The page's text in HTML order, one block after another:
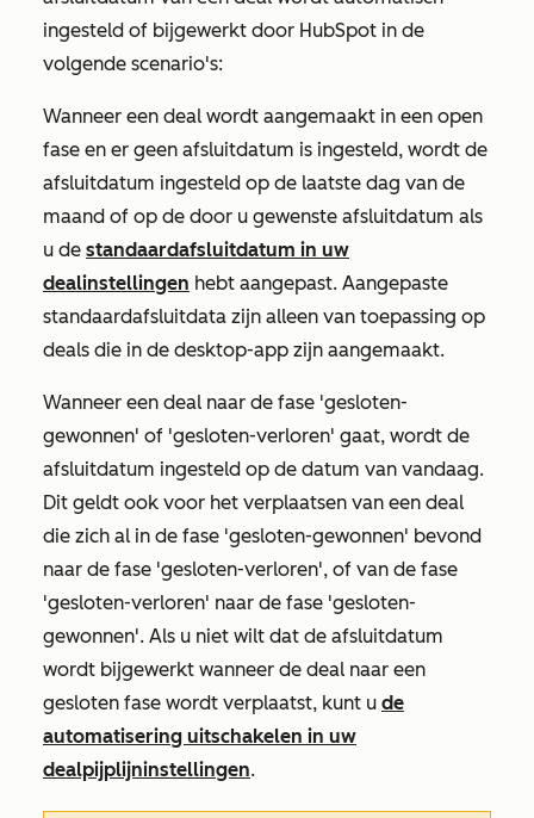
ingesteld of bijgewerkt door HubSpot in de
volgende scenario's:
Wanneer een deal wordt aangemaakt in een open
fase en er geen afsluitdatum is ingesteld, wordt de
afsluitdatum ingesteld op de laatste dag van de
maand of op de door u gewenste afsluitdatum als
u de standaardafsluitdatum in uw
dealinstellingen hebt aangepast. Aangepaste
standaardafsluitdata zijn alleen van toepassing op
deals die in de desktop-app zijn aangemaakt.
Wanneer een deal naar de fase 'gesloten-
gewonnen' of 'gesloten-verloren' gaat, wordt de
afsluitdatum ingesteld op de datum van vandaag.
Dit geldt ook voor het verplaatsen van een deal
die zich al in de fase 'gesloten-gewonnen' bevond
naar de fase 'gesloten-verloren', of van de fase
'gesloten-verloren' naar de fase 'gesloten-
gewonnen'. Als u niet wilt dat de afsluitdatum
wordt bijgewerkt wanneer de deal naar een
gesloten fase wordt verplaatst, kunt u de
automatisering uitschakelen in uw
dealpijplijninstellingen.